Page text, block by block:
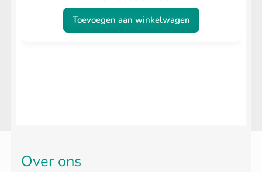
Toevoegen aan winkelwagen
Over ons